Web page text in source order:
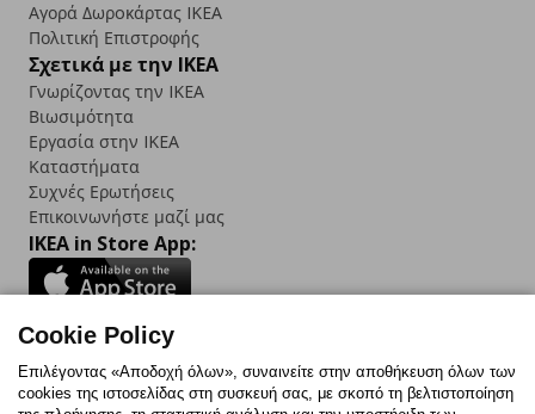
Αγορά Δωρoκάρτας IKEA
Πολιτική Επιστροφής
Σχετικά με την IKEA
Γνωρίζοντας την IKEA
Βιωσιμότητα
Εργασία στην IKEA
Καταστήματα
Συχνές Ερωτήσεις
Επικοινωνήστε μαζί μας
IKEA in Store App:
Follow us:
Cookie Policy
Επιλέγοντας «Αποδοχή όλων», συναινείτε στην αποθήκευση όλων των
cookies της ιστοσελίδας στη συσκευή σας, με σκοπό τη βελτιστοποίηση